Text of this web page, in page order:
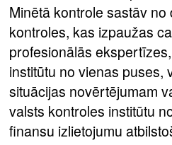
Minētā kontrole sastāv
kontroles, kas izpaužas
profesionālās
institūtu no vienas puses,
situācijas novērtējumam
valsts kontroles institūtu
finansu izlietojumu